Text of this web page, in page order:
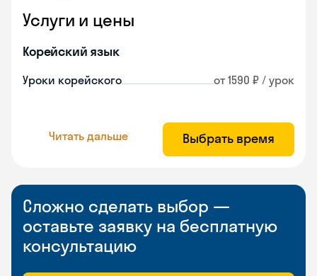
Услуги и цены
Корейский язык
Уроки корейского от 1590 ₽ / урок
Читать дальше Выбрать время
Сложно сделать выбор —
оставьте заявку на бесплатную
консультацию